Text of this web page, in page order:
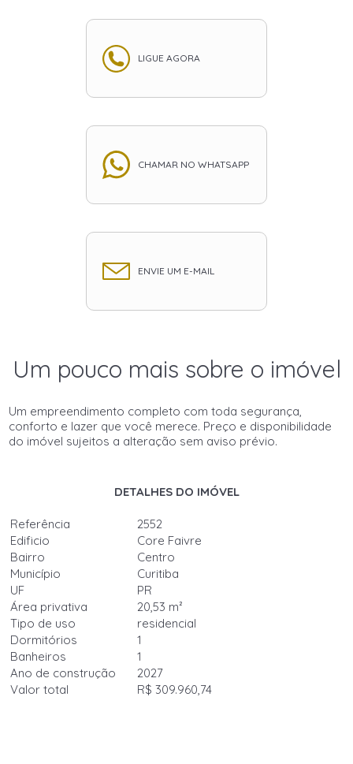
LIGUE AGORA
CHAMAR NO WHATSAPP
ENVIE UM E-MAIL
Um pouco mais sobre o imóvel
Um empreendimento completo com toda segurança,
conforto e lazer que você merece. Preço e disponibilidade
do imóvel sujeitos a alteração sem aviso prévio.
DETALHES DO IMÓVEL
Referência
2552
Edificio
Core Faivre
Bairro
Centro
Município
Curitiba
UF
PR
Área privativa
20,53 m²
Tipo de uso
residencial
Dormitórios
1
Banheiros
1
Ano de construção
2027
Valor total
R$ 309.960,74